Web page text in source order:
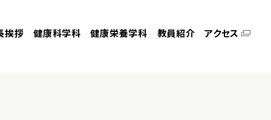
挨拶 健康科学科 健康栄養学科 教員紹介 アクセス